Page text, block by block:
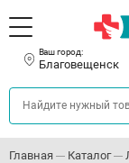
Ваш город:
Благовещенск
Главная Каталог